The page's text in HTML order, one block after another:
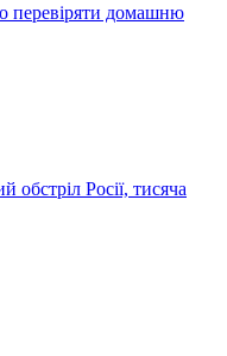
перевіряти домашню
обстріл Росії, тисяча